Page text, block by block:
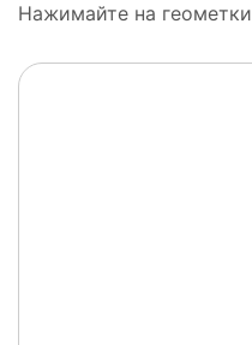
Нажимайте на